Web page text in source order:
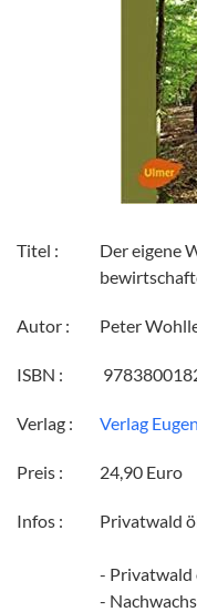
Titel :
Der eigene
Autor : Peter
ISBN :
Verlag : Verlag
Preis : 24,90 Euro
Infos : Privatwald
- Privatwald
-